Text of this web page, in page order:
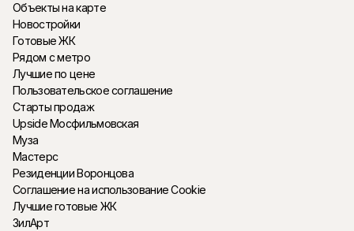
Объекты на карте
Новостройки
Готовые ЖК
Рядом с метро
Лучшие по цене
Пользовательское соглашение
Старты продаж
Upside Мосфильмовская
Муза
Мастерс
Резиденции Воронцова
Соглашение на использование Cookie
Лучшие готовые ЖК
ЗилАрт